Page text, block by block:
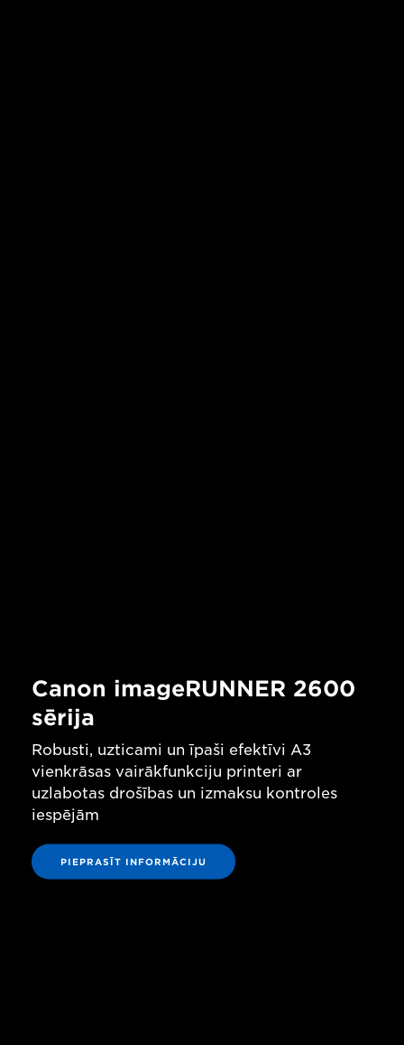
Canon imageRUNNER 2600
sērija
Robusti, uzticami un īpaši efektīvi A3
vienkrāsas vairākfunkciju printeri ar
uzlabotas drošības un izmaksu kontroles
iespējām
PIEPRASĪT INFORMĀCIJU